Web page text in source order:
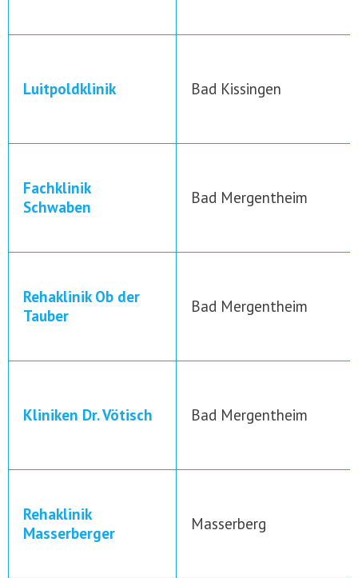
Luitpoldklinik Bad Kissingen
Fachklinik
Schwaben
Bad Mergentheim
Rehaklinik Ob der
Tauber
Bad Mergentheim
Kliniken Dr. Vötisch Bad Mergentheim
Rehaklinik
Masserberger
Masserberg